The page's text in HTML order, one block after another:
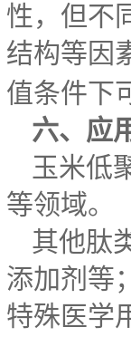
性，但不
结构等因
值条件下
六、应
玉米低
等领域。
其他肽
添加剂等
特殊医学